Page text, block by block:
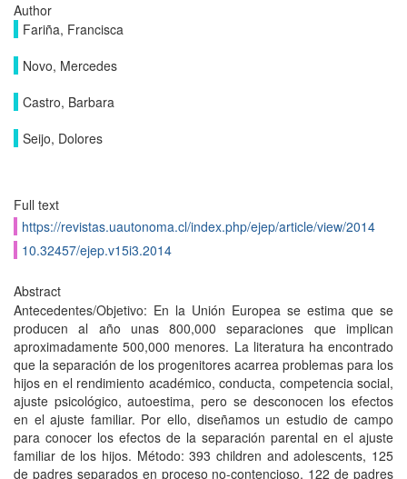
Author
Fariña, Francisca
Novo, Mercedes
Castro, Barbara
Seijo, Dolores
Full text
https://revistas.uautonoma.cl/index.php/ejep/article/view/2014
10.32457/ejep.v15i3.2014
Abstract
Antecedentes/Objetivo: En la Unión Europea se estima que se
producen al año unas 800,000 separaciones que implican
aproximadamente 500,000 menores. La literatura ha encontrado
que la separación de los progenitores acarrea problemas para los
hijos en el rendimiento académico, conducta, competencia social,
ajuste psicológico, autoestima, pero se desconocen los efectos
en el ajuste familiar. Por ello, diseñamos un estudio de campo
para conocer los efectos de la separación parental en el ajuste
familiar de los hijos. Método: 393 children and adolescents, 125
de padres separados en proceso no-contencioso, 122 de padres